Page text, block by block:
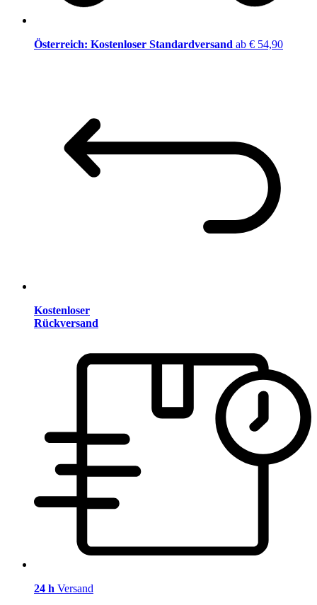
Österreich: Kostenloser Standardversand ab € 54,90
Kostenloser
Rückversand
24 h Versand